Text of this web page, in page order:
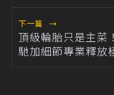
下一篇 →
頂級輪胎只是主菜
馳加細節專業釋放